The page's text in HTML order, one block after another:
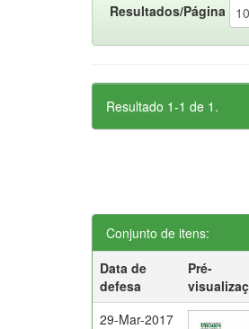
Resultados/Página
Resultado 1-1 de 1.
Conjunto de itens:
Data de
defesa
Pré-
29-Mar-2017